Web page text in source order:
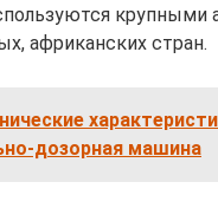
крупными
африканских стран.
дозорная машина